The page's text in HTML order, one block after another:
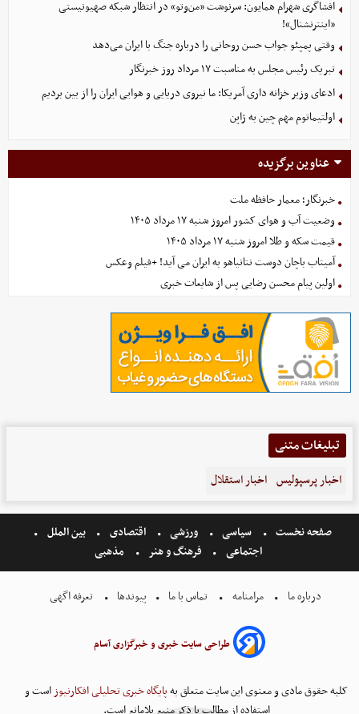
افشاگری شهرام همایون: سرنوشت «من‌وتو» در انتظار شبکه صهیونیستی
«اینترنشنال»!
وقتی پمپئو جواب حسن روحانی را درباره جنگ با ایران می‌دهد
تبریک رئیس مجلس به مناسبت ۱۷ مرداد روز خبرنگار
ادعای وزیر خزانه داری آمریکا: ما نیروی دریایی و هوایی ایران را از بین بردیم
اولتیماتوم مهم چین به ژاپن
عناوین برگزیده
خبرنگار؛ معمار حافظه ملت
وضعیت آب و هوای کشور امروز شنبه ۱۷ مرداد ۱۴۰۵
قیمت سکه و طلا امروز شنبه ۱۷ مرداد ۱۴۰۵
آمیتاب باچان دوست نتانیاهو به ایران می آید! +فیلم وعکس
اولین پیام محسن رضایی پس از شایعات خبری
تبلیغات متنی
اخبار پرسپولیس اخبار استقلال
صفحه نخست سیاسی ورزشی اقتصادی
بین الملل
اجتماعی
فرهنگ و هنر مذهبی
درباره ما مرامنامه تماس با ما پیوندها تعرفه اگهی
طراحی سایت خبری و خبرگزاری آسام
کلیه حقوق مادی و معنوی این سایت متعلق بهپایگاه خبری تحلیلی افکارنیوزاست و